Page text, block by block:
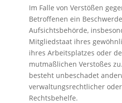
Im Falle von Verstößen
Betroffenen ein
Aufsichtsbehörde,
Mitgliedstaat ihres
ihres Arbeitsplatzes oder
mutmaßlichen Verstoßes
besteht unbeschadet
verwaltungsrechtlicher
Rechtsbehelfe.